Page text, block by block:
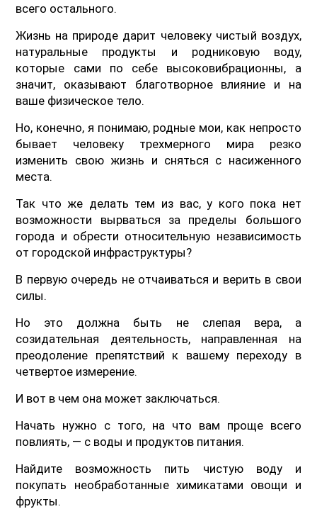
всего остального.
Жизнь на природе дарит человеку чистый воздух,
натуральные продукты и родниковую воду,
которые сами по себе высоковибрационны, а
значит, оказывают благотворное влияние и на
ваше физическое тело.
Но, конечно, я понимаю, родные мои, как непросто
бывает человеку трехмерного мира резко
изменить свою жизнь и сняться с насиженного
места.
Так что же делать тем из вас, у кого пока нет
возможности вырваться за пределы большого
города и обрести относительную независимость
от городской инфраструктуры?
В первую очередь не отчаиваться и верить в свои
силы.
Но это должна быть не слепая вера, а
созидательная деятельность, направленная на
преодоление препятствий к вашему переходу в
четвертое измерение.
И вот в чем она может заключаться.
Начать нужно с того, на что вам проще всего
повлиять, — с воды и продуктов питания.
Найдите возможность пить чистую воду и
покупать необработанные химикатами овощи и
фрукты.